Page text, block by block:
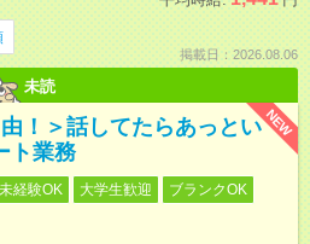
掲載日：2026.08.06
未読
NEW
！＞話してたらあっとい
ト業務
経験OK 大学生歓迎
ブランクOK